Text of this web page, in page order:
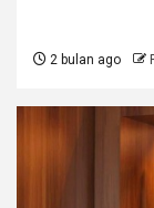
2 bulan ago